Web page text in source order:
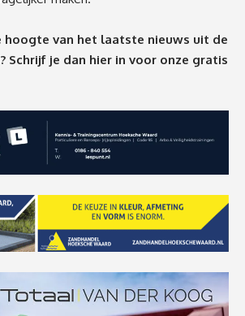
hoogte van het laatste nieuws uit de
Schrijf je dan hier in voor onze gratis